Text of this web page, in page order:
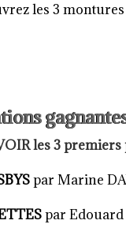
les 3 montures
les 3
par Marine
par Edouard